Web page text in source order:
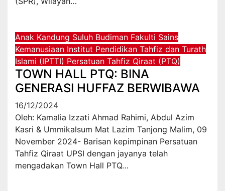
Anak Kandung Suluh Budiman Fakulti Sains
Kemanusiaan Institut Pendidikan Tahfiz dan Turath
Islami (IPTTI) Persatuan Tahfiz Qiraat (PTQ)
TOWN HALL PTQ: BINA
GENERASI HUFFAZ BERWIBAWA
16/12/2024
Oleh: Kamalia Izzati Ahmad Rahimi, Abdul Azim
Kasri & Ummikalsum Mat Lazim Tanjong Malim, 09
November 2024- Barisan kepimpinan Persatuan
Tahfiz Qiraat UPSI dengan jayanya telah
mengadakan Town Hall PTQ…